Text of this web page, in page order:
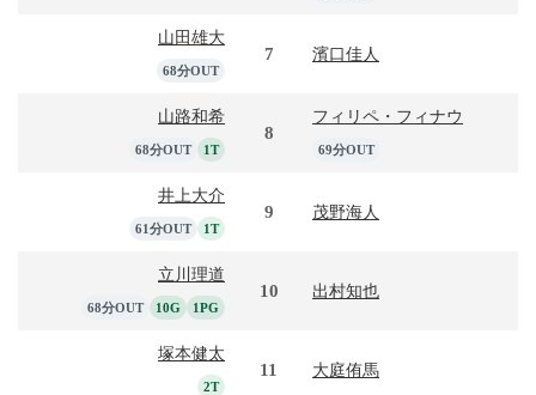
山田雄大
68分OUT
7 濱口佳人
山路和希
68分OUT 1T
8
フィリペ・フィナウ
69分OUT
井上大介
61分OUT 1T
9 茂野海人
立川理道
68分OUT 10G 1PG
10 出村知也
塚本健太
2T
11 大庭侑馬